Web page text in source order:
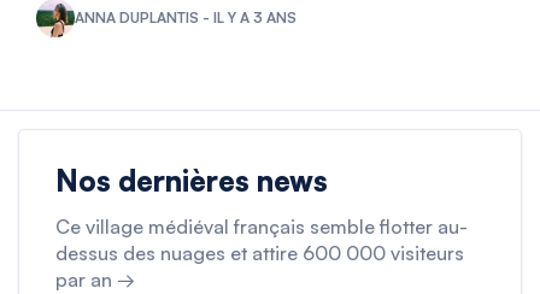
ANNA DUPLANTIS - IL Y A 3 ANS
Nos dernières news
Ce village médiéval français semble flotter au-
dessus des nuages et attire 600 000 visiteurs
par an →